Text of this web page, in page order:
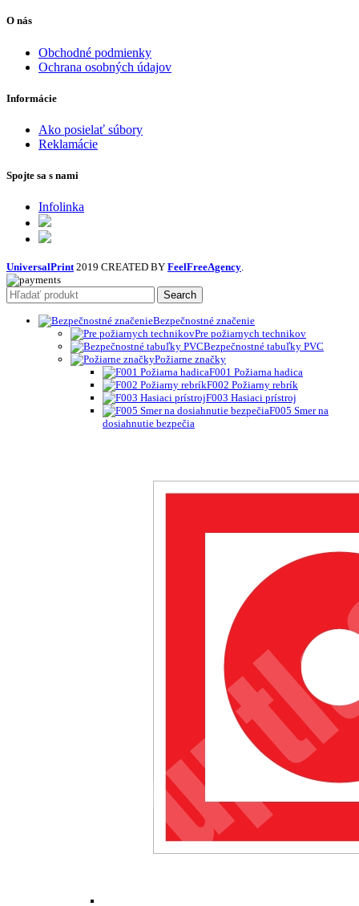
O nás
Obchodné podmienky
Ochrana osobných údajov
Informácie
Ako posielať súbory
Reklamácie
Spojte sa s nami
Infolinka
UniversalPrint 2019 CREATED BY FeelFreeAgency.
Search
Bezpečnostné značenie
Pre požiarnych technikov
Bezpečnostné tabuľky PVC
Požiarne značky
F001 Požiarna hadica
F002 Požiarny rebrík
F003 Hasiaci prístroj
F005 Smer na
dosiahnutie bezpečia